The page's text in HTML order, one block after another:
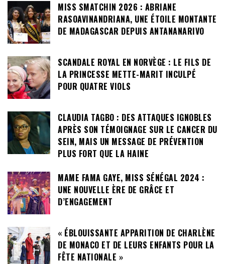
MISS SMATCHIN 2026 : ABRIANE
RASOAVINANDRIANA, UNE ÉTOILE MONTANTE
DE MADAGASCAR DEPUIS ANTANANARIVO
SCANDALE ROYAL EN NORVÈGE : LE FILS DE
LA PRINCESSE METTE-MARIT INCULPÉ
POUR QUATRE VIOLS
CLAUDIA TAGBO : DES ATTAQUES IGNOBLES
APRÈS SON TÉMOIGNAGE SUR LE CANCER DU
SEIN, MAIS UN MESSAGE DE PRÉVENTION
PLUS FORT QUE LA HAINE
MAME FAMA GAYE, MISS SÉNÉGAL 2024 :
UNE NOUVELLE ÈRE DE GRÂCE ET
D’ENGAGEMENT
« ÉBLOUISSANTE APPARITION DE CHARLÈNE
DE MONACO ET DE LEURS ENFANTS POUR LA
FÊTE NATIONALE »